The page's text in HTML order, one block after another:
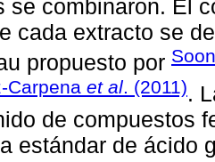
se combinaron. El
cada extracto se
propuesto por
Carpena et al. (2011).
de compuestos
estándar de ácido